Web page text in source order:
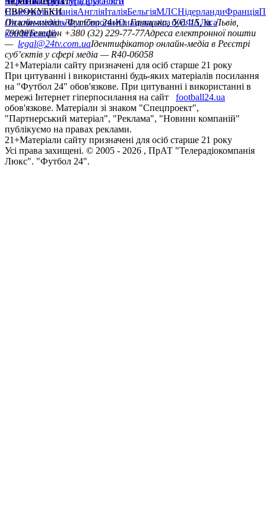
НімеччинаІспаніяАнгліяІталіяБельгіяМЛСНідерландиФранція
ЄВРОКУБКИ
Ліга чемпіонівЛіга ЄвропиЮнацька ліга УЄФАЛіга
конференцій
Онлайн-медіа «Футбол 24»пл. Галицька, буд. 15, м. Львів,
79008Телефон +380 (32) 229-77-77Адреса електронної пошти
— legal@24tv.com.uaІдентифікатор онлайн-медіа в Реєстрі
суб’єктів у сфері медіа — R40-06058
21+Матеріали сайту призначені для осіб старше 21 року
При цитуванні і використанні будь-яких матеріалів посилання
на "Футбол 24" обов'язкове. При цитуванні і використанні в
мережі Інтернет гіперпосилання на сайт
football24.ua
обов'язкове. Матеріали зі знаком "Спецпроект",
"Партнерський матеріал", "Реклама", "Новини компаній"
публікуємо на правах реклами.
21+Матеріали сайту призначені для осіб старше 21 року
Усi права захищенi. © 2005 - 2026 , ПрАТ "Телерадіокомпанія
Люкс". "Футбол 24".